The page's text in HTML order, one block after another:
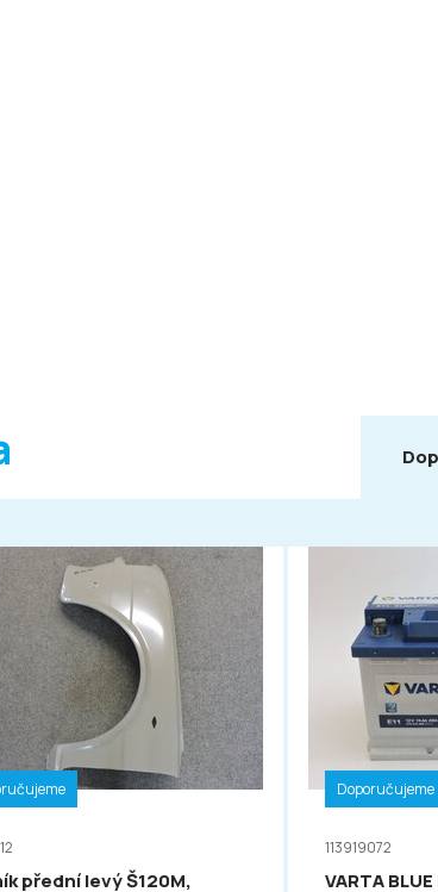
přední levý Š120M,
Doporučujeme
113919072
VARTA